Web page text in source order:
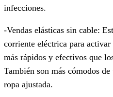
infecciones.
-Vendas elásticas sin cable:
corriente eléctrica para
más rápidos y efectivos que
También son más cómodos
ropa ajustada.